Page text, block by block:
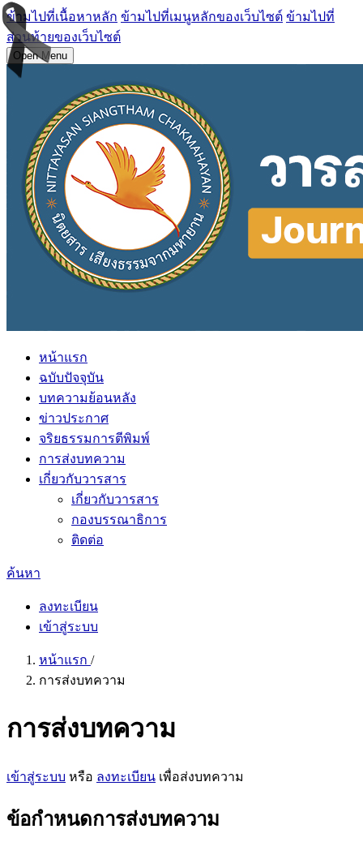
ข้ามไปที่เนื้อหาหลัก ข้ามไปที่เมนูหลักของเว็บไซต์ ข้ามไปที่
ส่วนท้ายของเว็บไซต์
Open Menu
หน้าแรก
ฉบับปัจจุบัน
บทความย้อนหลัง
ข่าวประกาศ
จริยธรรมการตีพิมพ์
การส่งบทความ
เกี่ยวกับวารสาร
เกี่ยวกับวารสาร
กองบรรณาธิการ
ติดต่อ
ค้นหา
ลงทะเบียน
เข้าสู่ระบบ
หน้าแรก /
การส่งบทความ
การส่งบทความ
เข้าสู่ระบบ หรือ ลงทะเบียน เพื่อส่งบทความ
ข้อกำหนดการส่งบทความ